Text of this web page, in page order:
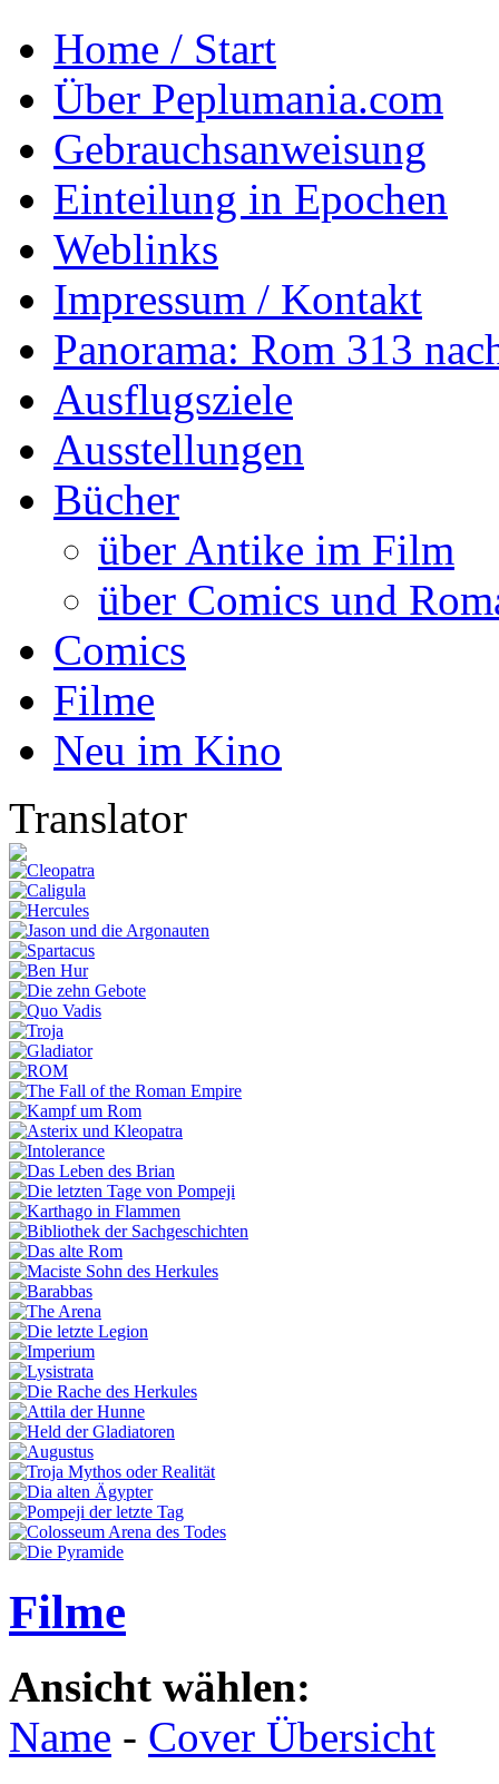
Home / Start
Über Peplumania.com
Gebrauchsanweisung
Einteilung in Epochen
Weblinks
Impressum / Kontakt
Panorama: Rom 313
Ausflugsziele
Ausstellungen
Bücher
über Antike im Film
über Comics und
Comics
Filme
Neu im Kino
Translator
Filme
Ansicht wählen:
Name - Cover Übersicht